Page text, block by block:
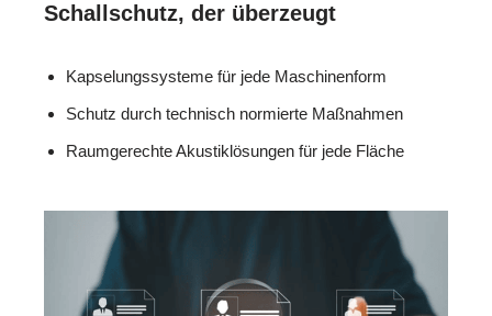
Schallschutz, der überzeugt
Kapselungssysteme für jede Maschinenform
Schutz durch technisch normierte Maßnahmen
Raumgerechte Akustiklösungen für jede Fläche